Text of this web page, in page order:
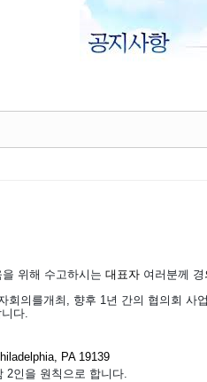
을 위해 수고하시는 대표자 여러분께 경
의를개최, 향후 1년 간의 협의회 사
다.
PA 19139
2인을 원칙으로 합니다.